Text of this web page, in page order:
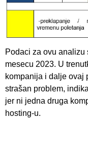
Podaci za ovu analizu
mesecu 2023. U
kompanija i dalje ovaj
strašan problem,
jer ni jedna druga
hosting-u.